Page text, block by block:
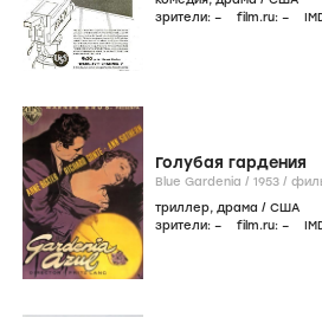
зрители: – film.ru: –
Голубая гардения
Blue Gardenia / 1953 /
триллер, драма / США
зрители: – film.ru: –